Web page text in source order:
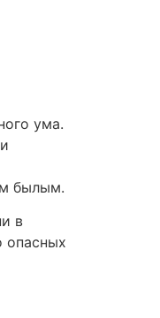
ума.
былым.
в
опасных